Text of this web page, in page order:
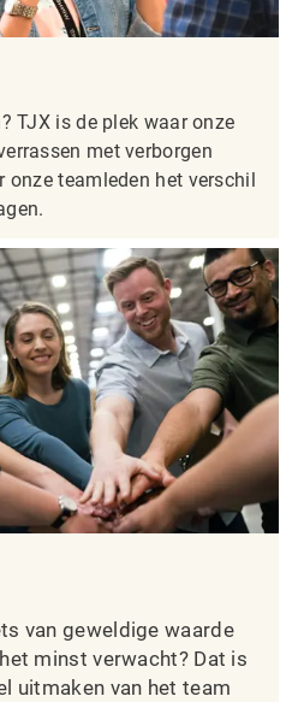
TJX is de plek waar onze
met verborgen
onze teamleden het verschil
van geweldige waarde
minst verwacht? Dat is
uitmaken van het team